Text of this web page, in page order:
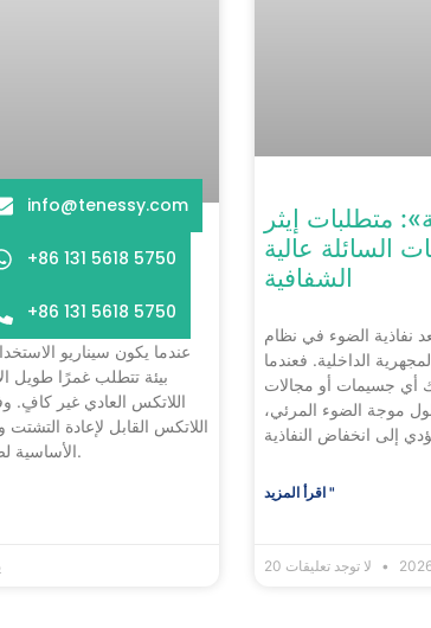
دليل عملي
القابلة لإعادة
عندما يكون سيناريو
بيئة تتطلب غمرًا طويل
اللاتكس العادي غير كافٍ.
اللاتكس القابل لإعادة التشتت
الأساسية لضمان متانة المشروع وسلامته.
متطلبات إيثر
السائلة عالية
الشفافية
نفاذية الضوء في نظام
الداخلية. فعندما
أي جسيمات أو مجالات
موجة الضوء المرئي،
اقرأ المزيد "
لا توجد تعليقات
info@tenessy.com
+86 131 5618 5750
+86 131 5618 5750